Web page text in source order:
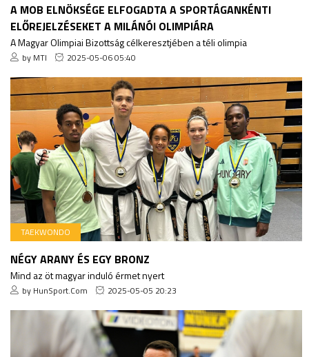
A MOB ELNÖKSÉGE ELFOGADTA A SPORTÁGANKÉNTI
ELŐREJELZÉSEKET A MILÁNÓI OLIMPIÁRA
A Magyar Olimpiai Bizottság célkeresztjében a téli olimpia
by MTI 2025-05-06 05:40
TAEKWONDO
NÉGY ARANY ÉS EGY BRONZ
Mind az öt magyar induló érmet nyert
by HunSport.Com 2025-05-05 20:23